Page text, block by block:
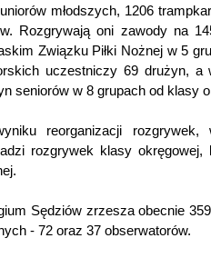
młodszych, 1206
Rozgrywają oni zawody na
Związku Piłki Nożnej w 5
uczestniczy 69 drużyn,
seniorów w 8 grupach od klasy
reorganizacji rozgrywek,
rozgrywek klasy okręgowej,
Sędziów zrzesza obecnie
- 72 oraz 37 obserwatorów.